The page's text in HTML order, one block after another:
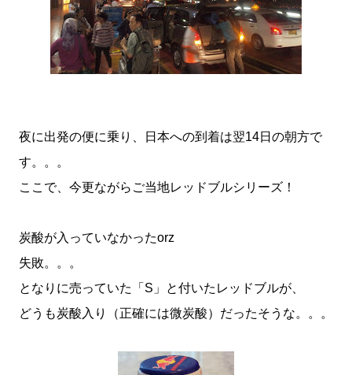
夜に出発の便に乗り、日本への到着は翌14日の朝方で
す。。。
ここで、今更ながらご当地レッドブルシリーズ！
炭酸が入っていなかったorz
失敗。。。
となりに売っていた「S」と付いたレッドブルが、
どうも炭酸入り（正確には微炭酸）だったそうな。。。